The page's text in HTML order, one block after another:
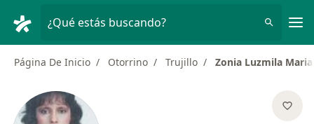
¿Qué estás buscando?
Página De Inicio Otorrino Trujillo Zonia Luzmila